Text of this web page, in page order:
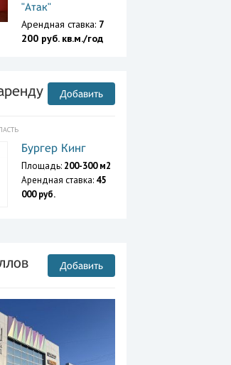
"Атак"
Арендная ставка: 7
200 руб. кв.м./год
Добавить
Бургер Кинг
Площадь: 200-300 м2
Арендная ставка: 45
000 руб.
Добавить